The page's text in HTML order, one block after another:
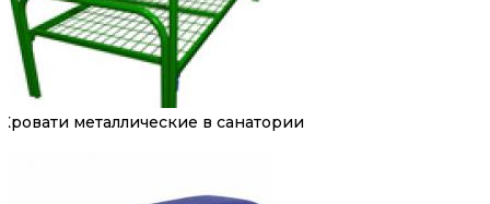
Кровати металлические в санатории